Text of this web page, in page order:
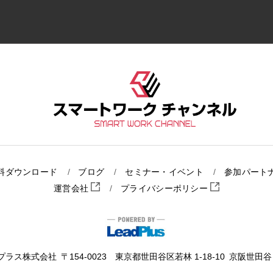
ダウンロード ブログ セミナー・イベント
参加パート
運営会社
プライバシーポリシー
ラス株式会社 〒154-0023 東京都世田谷区若林 1-18-10 京阪世田